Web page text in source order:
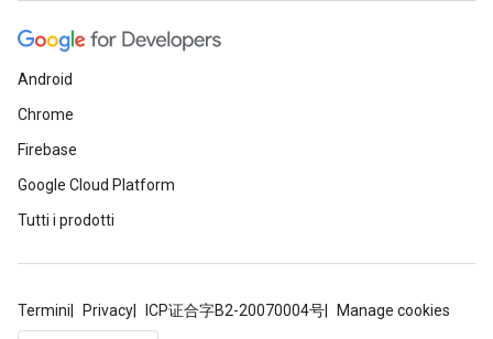
Android
Chrome
Firebase
Google Cloud Platform
Tutti i prodotti
Termini Privacy ICP证合字B2-20070004号 Manage cookies